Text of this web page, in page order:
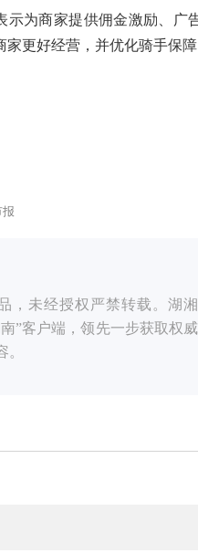
示为商家提供佣金激励、广
家更好经营，并优化骑手保
报
，未经授权严禁转载。湖
”客户端，领先一步获取权
。